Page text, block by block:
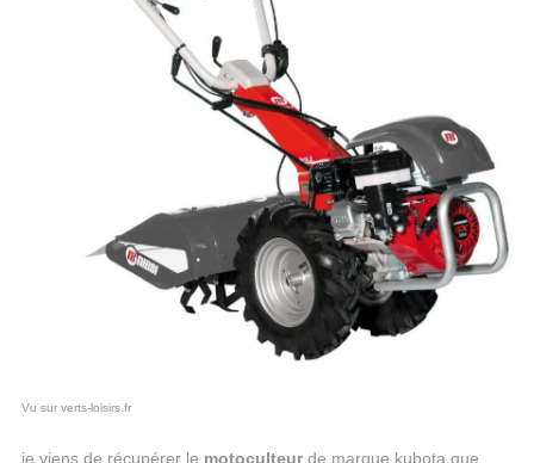
Vu sur verts-loisirs.fr
je viens de récupérer le motoculteurde marque kubota que